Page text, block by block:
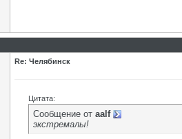
Re: Челябинск
Цитата:
Сообщение от aalf
экстремалы!